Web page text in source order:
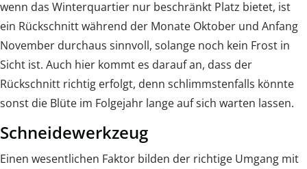
wenn das Winterquartier nur beschränkt Platz bietet, ist
ein Rückschnitt während der Monate Oktober und Anfang
November durchaus sinnvoll, solange noch kein Frost in
Sicht ist. Auch hier kommt es darauf an, dass der
Rückschnitt richtig erfolgt, denn schlimmstenfalls könnte
sonst die Blüte im Folgejahr lange auf sich warten lassen.
Schneidewerkzeug
Einen wesentlichen Faktor bilden der richtige Umgang mit